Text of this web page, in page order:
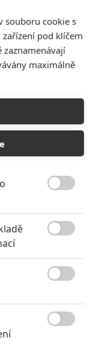
hnus českých dějin
strašidelného
válka
x Kong: Nové
souboru cookie s
pod klíčem
zaznamenávají
maximálně